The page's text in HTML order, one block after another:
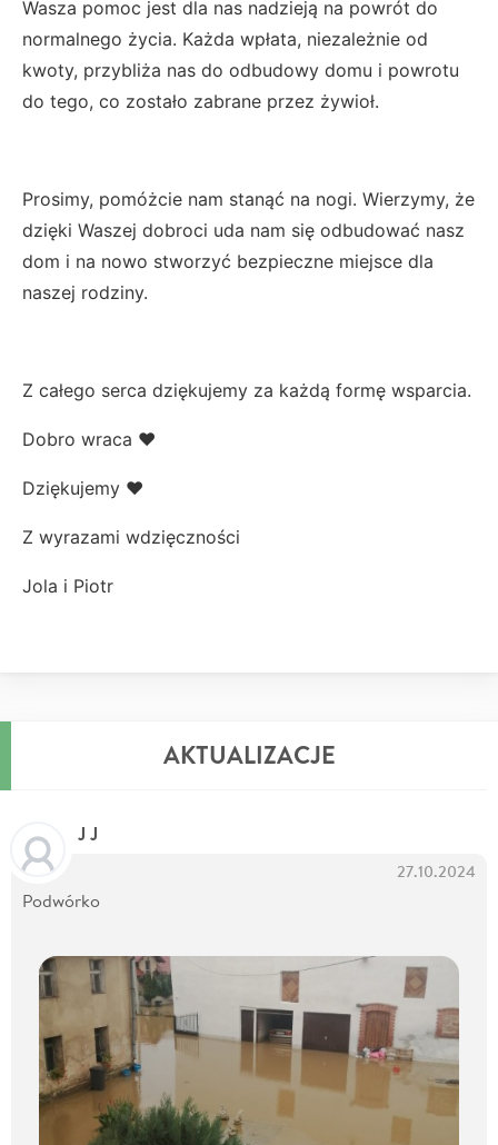
Wasza pomoc jest dla nas nadzieją na powrót do
normalnego życia. Każda wpłata, niezależnie od
kwoty, przybliża nas do odbudowy domu i powrotu
do tego, co zostało zabrane przez żywioł.
Prosimy, pomóżcie nam stanąć na nogi. Wierzymy, że
dzięki Waszej dobroci uda nam się odbudować nasz
dom i na nowo stworzyć bezpieczne miejsce dla
naszej rodziny.
Z całego serca dziękujemy za każdą formę wsparcia.
Dobro wraca ♥️
Dziękujemy ♥️
Z wyrazami wdzięczności
Jola i Piotr
AKTUALIZACJE
J J
27.10.2024
Podwórko